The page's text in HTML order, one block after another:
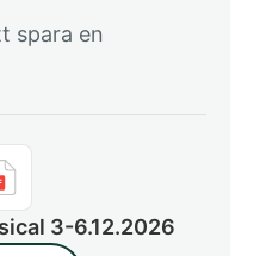
spara en
3-6.12.2026